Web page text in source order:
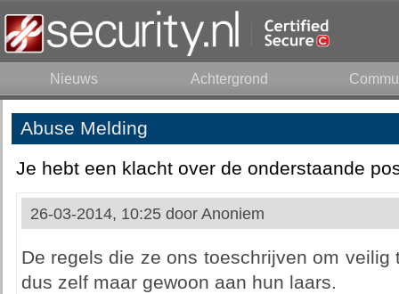
Nieuws Achtergrond
Abuse Melding
Je hebt een klacht over de onderstaande
26-03-2014, 10:25 door Anoniem
De regels die ze ons toeschrijven om
dus zelf maar gewoon aan hun laars.